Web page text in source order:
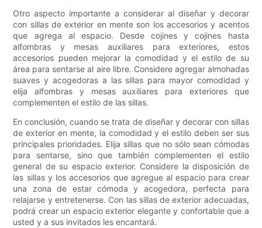
Otro aspecto importante a considerar al diseñar y decorar
con sillas de exterior en mente son los accesorios y acentos
que agrega al espacio. Desde cojines y cojines hasta
alfombras y mesas auxiliares para exteriores, estos
accesorios pueden mejorar la comodidad y el estilo de su
área para sentarse al aire libre. Considere agregar almohadas
suaves y acogedoras a las sillas para mayor comodidad y
elija alfombras y mesas auxiliares para exteriores que
complementen el estilo de las sillas.
En conclusión, cuando se trata de diseñar y decorar con sillas
de exterior en mente, la comodidad y el estilo deben ser sus
principales prioridades. Elija sillas que no sólo sean cómodas
para sentarse, sino que también complementen el estilo
general de su espacio exterior. Considere la disposición de
las sillas y los accesorios que agregue al espacio para crear
una zona de estar cómoda y acogedora, perfecta para
relajarse y entretenerse. Con las sillas de exterior adecuadas,
podrá crear un espacio exterior elegante y confortable que a
usted y a sus invitados les encantará.